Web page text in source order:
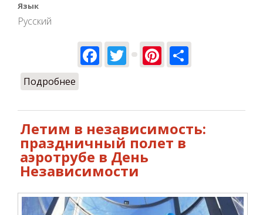
Язык
Русский
Facebook
TwitterPinterest
Подробнее
Летим в независимость:
праздничный полет в
аэротрубе в День
Независимости